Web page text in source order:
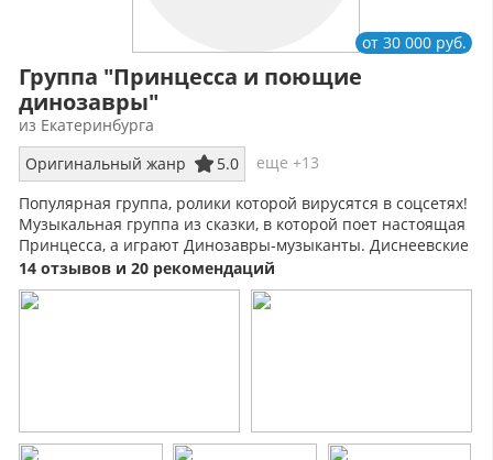
Группа "Принцесса и поющие
динозавры"
от 30 000 руб.
из Екатеринбурга
Оригинальный жанр
5.0
еще +13
Популярная группа, ролики которой вирусятся в соцсетях!
Музыкальная группа из сказки, в которой поет настоящая
Принцесса, а играют Динозавры-музыканты. Диснеевские
песни и тренды!
14 отзывов и 20 рекомендаций